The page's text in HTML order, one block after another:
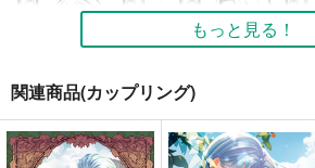
ユルゲンシュミット年
代記2
ユルゲンシュミット年
代記
もっと見る！
関連商品(カップリング)